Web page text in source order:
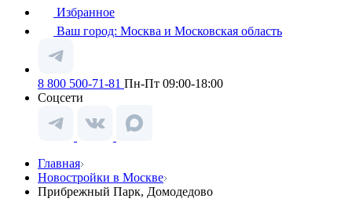
Избранное
Ваш город: Москва и Московская область
8 800 500-71-81 Пн-Пт 09:00-18:00
Соцсети
Главная
Новостройки в Москве
Прибрежный Парк, Домодедово